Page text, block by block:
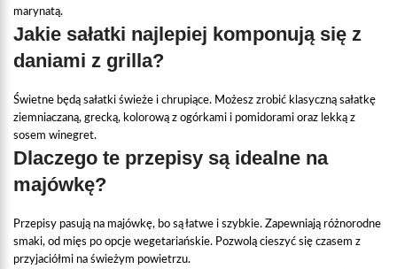
marynatą.
Jakie sałatki najlepiej komponują się z
daniami z grilla?
Świetne będą sałatki świeże i chrupiące. Możesz zrobić klasyczną sałatkę
ziemniaczaną, grecką, kolorową z ogórkami i pomidorami oraz lekką z
sosem winegret.
Dlaczego te przepisy są idealne na
majówkę?
Przepisy pasują na majówkę, bo są łatwe i szybkie. Zapewniają różnorodne
smaki, od mięs po opcje wegetariańskie. Pozwolą cieszyć się czasem z
przyjaciółmi na świeżym powietrzu.